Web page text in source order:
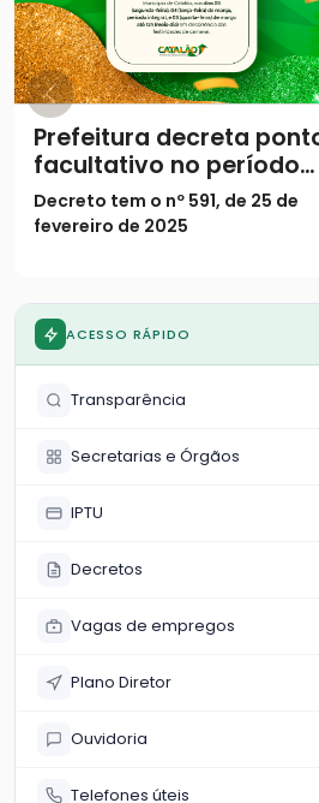
Prefeitura decreta
facultativo no período
do Carnaval
Decreto tem o nº 591, de 25 de
fevereiro de 2025
ACESSO RÁPIDO
Transparência
Secretarias e Órgãos
IPTU
Decretos
Vagas de empregos
Plano Diretor
Ouvidoria
Telefones úteis